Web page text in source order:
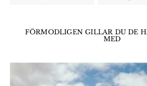
FÖRMODLIGEN GILLAR DU DE
MED